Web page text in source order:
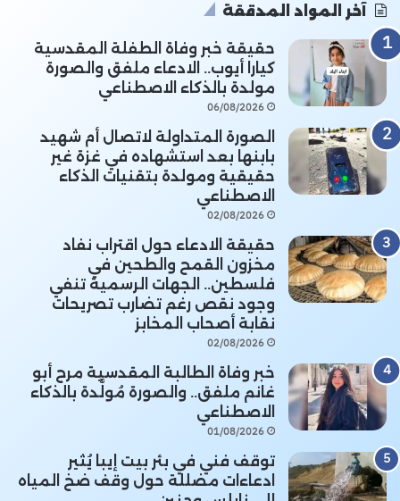
آخر المواد المدققة
حقيقة خبر وفاة الطفلة المقدسية
كيارا أيوب.. الادعاء ملفق والصورة
مولدة بالذكاء الاصطناعي
06/08/2026
الصورة المتداولة لاتصال أم شهيد
بابنها بعد استشهاده في غزة غير
حقيقية ومولدة بتقنيات الذكاء
الاصطناعي
02/08/2026
حقيقة الادعاء حول اقتراب نفاد
مخزون القمح والطحين في
فلسطين.. الجهات الرسمية تنفي
وجود نقص رغم تضارب تصريحات
نقابة أصحاب المخابز
02/08/2026
خبر وفاة الطالبة المقدسية مرح أبو
غانم ملفق.. والصورة مُولَّدة بالذكاء
الاصطناعي
01/08/2026
توقف فني في بئر بيت إيبا يُثير
ادعاءات مضللة حول وقف ضخ المياه